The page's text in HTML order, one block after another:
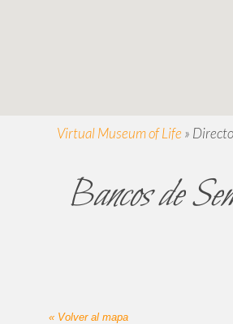
Virtual Museum of Life »
Bancos de
« Volver al mapa